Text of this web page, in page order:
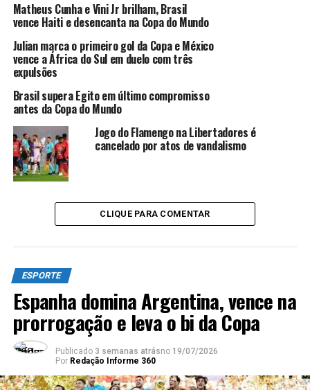
Negra foram determinantes para tocar meu coração e
falaram mais alto em minha decisão. Obrigado a todos
pelo carinho, pelo reconhecimento e apoio ao nosso.
Fonte:GloboEsporte.com
ANÚNCIO
TÓPICOS RELACIONADOS:
Decreto libera volta do futebol carioca a partir deste
sábado sem público
NÃO PERCA
Flamengo fica em quinto lugar em pesquisa de jornal
sobre melhor torcida do mundo
Matheus Cunha e Vini Jr brilham, Brasil
vence Haiti e desencanta na Copa do Mundo
Julian marca o primeiro gol da Copa e México
vence a África do Sul em duelo com três
expulsões
Brasil supera Egito em último compromisso
antes da Copa do Mundo
Jogo do Flamengo na Libertadores é
cancelado por atos de vandalismo
CLIQUE PARA COMENTAR
ESPORTE
Espanha domina Argentina, vence na
prorrogação e leva o bi da Copa
Publicado 3 semanas atrásno 19/07/2026
Por Redação Informe 360